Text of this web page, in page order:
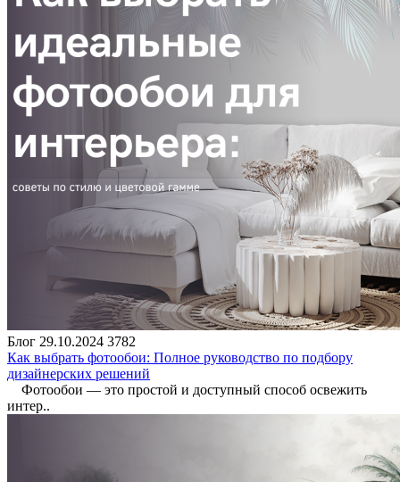
Блог 29.10.2024 3782
Как выбрать фотообои: Полное руководство по подбору
дизайнерских решений
Фотообои — это простой и доступный способ освежить
интер..